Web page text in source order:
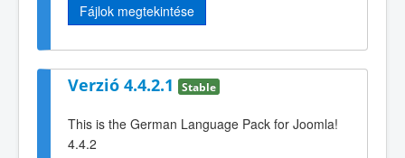
Fájlok megtekintése
Verzió 4.4.2.1 Stable
This is the German Language Pack for Joomla!
4.4.2